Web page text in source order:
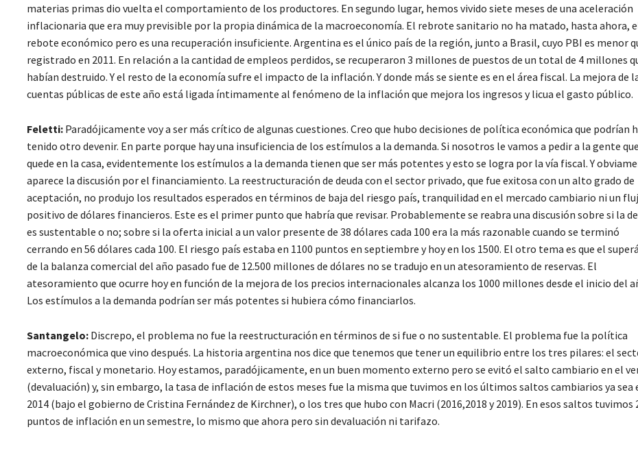
materias primas dio vuelta el comportamiento de los productores. En segundo lugar, hemos vivido siete meses de una aceleración
inflacionaria que era muy previsible por la propia dinámica de la macroeconomía. El rebrote sanitario no ha matado, hasta ahora,
rebote económico pero es una recuperación insuficiente. Argentina es el único país de la región, junto a Brasil, cuyo PBI es menor
registrado en 2011. En relación a la cantidad de empleos perdidos, se recuperaron 3 millones de puestos de un total de 4 millones
habían destruido. Y el resto de la economía sufre el impacto de la inflación. Y donde más se siente es en el área fiscal. La mejora de
cuentas públicas de este año está ligada íntimamente al fenómeno de la inflación que mejora los ingresos y licua el gasto público.
Feletti: Paradójicamente voy a ser más crítico de algunas cuestiones. Creo que hubo decisiones de política económica que podrían
tenido otro devenir. En parte porque hay una insuficiencia de los estímulos a la demanda. Si nosotros le vamos a pedir a la gente
quede en la casa, evidentemente los estímulos a la demanda tienen que ser más potentes y esto se logra por la vía fiscal. Y
aparece la discusión por el financiamiento. La reestructuración de deuda con el sector privado, que fue exitosa con un alto grado de
aceptación, no produjo los resultados esperados en términos de baja del riesgo país, tranquilidad en el mercado cambiario ni un
positivo de dólares financieros. Este es el primer punto que habría que revisar. Probablemente se reabra una discusión sobre si la
es sustentable o no; sobre si la oferta inicial a un valor presente de 38 dólares cada 100 era la más razonable cuando se terminó
cerrando en 56 dólares cada 100. El riesgo país estaba en 1100 puntos en septiembre y hoy en los 1500. El otro tema es que el
de la balanza comercial del año pasado fue de 12.500 millones de dólares no se tradujo en un atesoramiento de reservas. El
atesoramiento que ocurre hoy en función de la mejora de los precios internacionales alcanza los 1000 millones desde el inicio del
Los estímulos a la demanda podrían ser más potentes si hubiera cómo financiarlos.
Santangelo: Discrepo, el problema no fue la reestructuración en términos de si fue o no sustentable. El problema fue la política
macroeconómica que vino después. La historia argentina nos dice que tenemos que tener un equilibrio entre los tres pilares: el
externo, fiscal y monetario. Hoy estamos, paradójicamente, en un buen momento externo pero se evitó el salto cambiario en el
(devaluación) y, sin embargo, la tasa de inflación de estos meses fue la misma que tuvimos en los últimos saltos cambiarios ya sea
2014 (bajo el gobierno de Cristina Fernández de Kirchner), o los tres que hubo con Macri (2016,2018 y 2019). En esos saltos tuvimos
puntos de inflación en un semestre, lo mismo que ahora pero sin devaluación ni tarifazo.